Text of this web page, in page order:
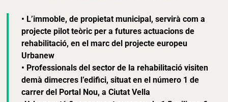
• L’immoble, de propietat municipal, servirà com a
projecte pilot teòric per a futures actuacions de
rehabilitació, en el marc del projecte europeu
Urbanew
• Professionals del sector de la rehabilitació visiten
demà dimecres l’edifici, situat en el número 1 de
carrer del Portal Nou, a Ciutat Vella